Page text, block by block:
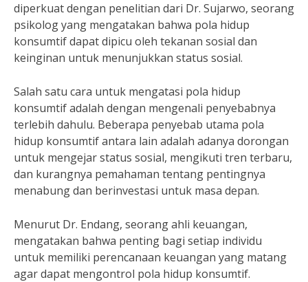
diperkuat dengan penelitian dari Dr. Sujarwo, seorang
psikolog yang mengatakan bahwa pola hidup
konsumtif dapat dipicu oleh tekanan sosial dan
keinginan untuk menunjukkan status sosial.
Salah satu cara untuk mengatasi pola hidup
konsumtif adalah dengan mengenali penyebabnya
terlebih dahulu. Beberapa penyebab utama pola
hidup konsumtif antara lain adalah adanya dorongan
untuk mengejar status sosial, mengikuti tren terbaru,
dan kurangnya pemahaman tentang pentingnya
menabung dan berinvestasi untuk masa depan.
Menurut Dr. Endang, seorang ahli keuangan,
mengatakan bahwa penting bagi setiap individu
untuk memiliki perencanaan keuangan yang matang
agar dapat mengontrol pola hidup konsumtif.